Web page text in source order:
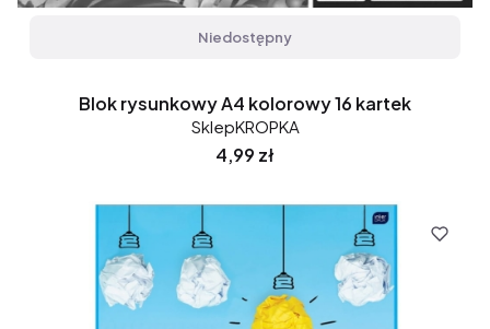
Niedostępny
Blok rysunkowy A4 kolorowy 16 kartek
SklepKROPKA
Cena
4,99 zł